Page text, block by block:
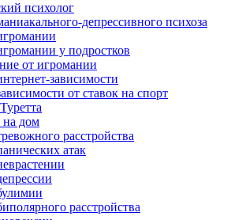
психолог
депрессивного психоза
у подростков
от игромании
зависимости
от ставок на спорт
на дом
расстройства
атак
расстройства